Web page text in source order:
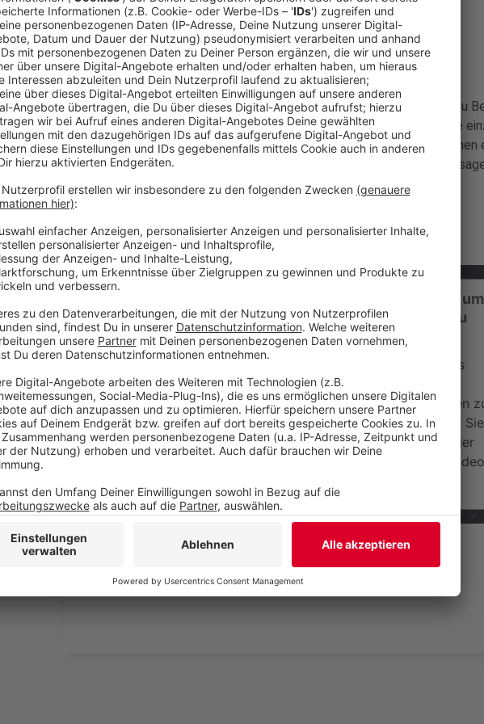
Ein Promi, keine Fragen und fünf Gegenstände
Anzeige
Wenn ein Popstar, Comedian, Schauspieler oder Politiker bei uns zu
auch dem besonderen Video-Interview „Fünf für". Dabei wird keine
sondern dem Gast einfach fünf Dinge in die Hand gedrückt, zu denen
als Erstes einfällt. Keine Standardantworten, keine
persönliche Geschichten - das ist „Fünf für"!
Wir benötigen Ihre Zustimmung, um
den YouTube Video-Service zu
laden!
Wir verwenden einen Service eines
Drittanbieters, um Videoinhalte
einzubetten. Dieser Service kann Daten
Ihren Aktivitäten sammeln. Bitte lesen Sie
die Details durch und stimmen Sie der
Nutzung des Service zu, um dieses Video
Akzeptieren
powered byUsercentrics Consent Management
Platform
Fünf für Silbermond
Anzeige